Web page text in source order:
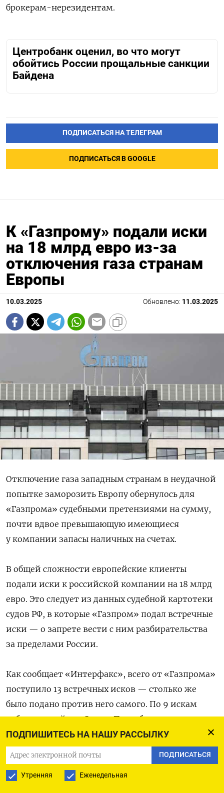
ПОДПИШИТЕСЬ НА НАШУ РАССЫЛКУ
ПОДПИСАТЬСЯ
Утренняя Еженедельная
брокерам-нерезидентам.
Центробанк оценил, во что могут
обойтись России прощальные санкции
Байдена
ПОДПИСАТЬСЯ НА ТЕЛЕГРАМ
ПОДПИСАТЬСЯ В GOOGLE
К «Газпрому» подали иски
на 18 млрд евро из-за
отключения газа странам
Европы
10.03.2025 Обновлено: 11.03.2025
Отключение газа западным странам в неудачной
попытке заморозить Европу обернулось для
«Газпрома» судебными претензиями на сумму,
почти вдвое превышающую имеющиеся
у компании запасы наличных на счетах.
В общей сложности европейские клиенты
подали иски к российской компании на 18 млрд
евро. Это следует из данных судебной картотеки
судов РФ, в которые «Газпром» подал встречные
иски — о запрете вести с ним разбирательства
за пределами России.
Как сообщает «Интерфакс», всего от «Газпрома»
поступило 13 встречных исков — столько же
было подано против него самого. По 9 искам
арбитражный суд Санкт-Петербурга
и Ленинградской области уже выдал
исполнительные листы.
Крупнейший иск к «Газпрому» был подан